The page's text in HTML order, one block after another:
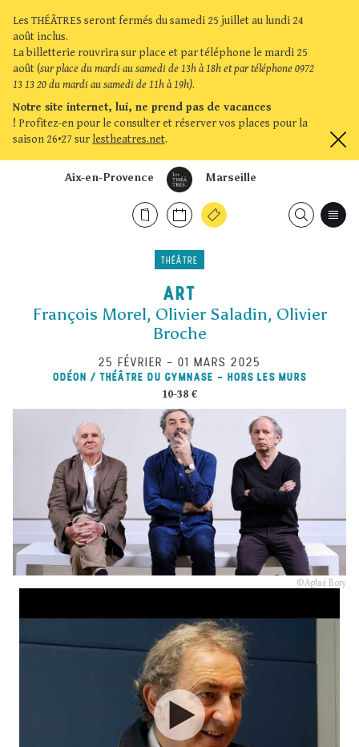
Les THÉÂTRES seront fermés du samedi 25 juillet au lundi 24
août inclus.
La billetterie rouvrira sur place et par téléphone le mardi 25
août (sur place du mardi au samedi de 13h à 18h et par téléphone 0972
13 13 20 du mardi au samedi de 11h à 19h).
Notre site internet, lui, ne prend pas de vacances
! Profitez-en pour le consulter et réserver vos places pour la
saison 26•27 sur lestheatres.net.
Marseille
Aix-en-Provence
THÉÂTRE
ART
François Morel, Olivier Saladin, Olivier
Broche
25 FÉVRIER – 01 MARS 2025
ODÉON / THÉÂTRE DU GYMNASE - HORS LES MURS
10-38 €
© Aglaé Bory